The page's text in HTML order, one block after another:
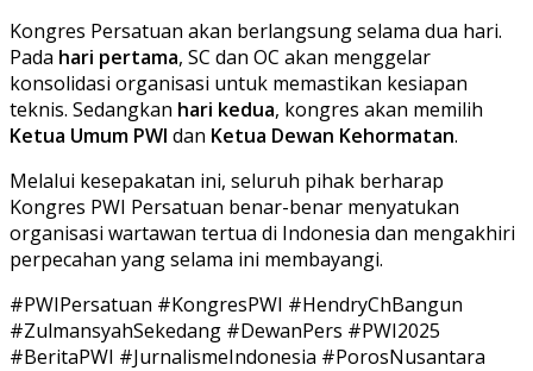
Kongres Persatuan akan berlangsung selama dua hari.
Pada hari pertama, SC dan OC akan menggelar
konsolidasi organisasi untuk memastikan kesiapan
teknis. Sedangkan hari kedua, kongres akan memilih
Ketua Umum PWI dan Ketua Dewan Kehormatan.
Melalui kesepakatan ini, seluruh pihak berharap
Kongres PWI Persatuan benar-benar menyatukan
organisasi wartawan tertua di Indonesia dan mengakhiri
perpecahan yang selama ini membayangi.
#PWIPersatuan #KongresPWI #HendryChBangun
#ZulmansyahSekedang #DewanPers #PWI2025
#BeritaPWI #JurnalismeIndonesia #PorosNusantara